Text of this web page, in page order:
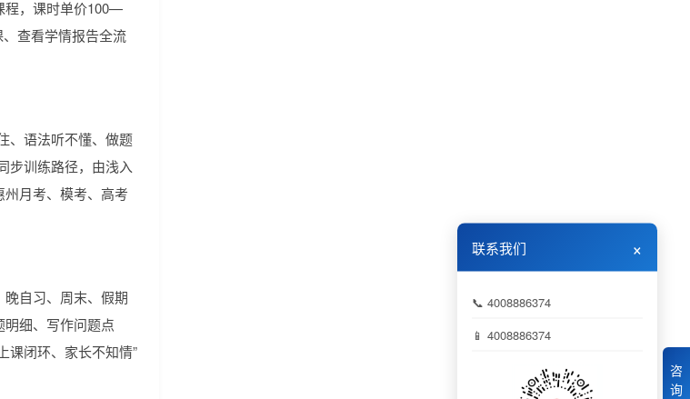
程，课时单价100—
查看学情报告全流
、语法听不懂、做题
训练路径，由浅入
月考、模考、高考
自习、周末、假期
细、写作问题点
课闭环、家长不知情”
咨
询
联系我们 ×
📞 4008886374
📱 4008886374